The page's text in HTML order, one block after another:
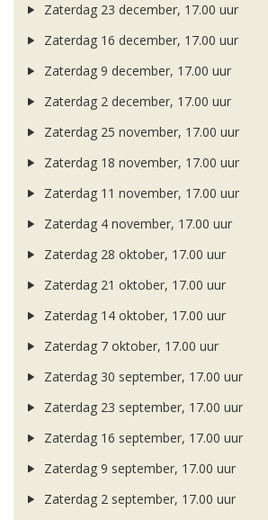
Zaterdag 23 december, 17.00 uur
Zaterdag 16 december, 17.00 uur
Zaterdag 9 december, 17.00 uur
Zaterdag 2 december, 17.00 uur
Zaterdag 25 november, 17.00 uur
Zaterdag 18 november, 17.00 uur
Zaterdag 11 november, 17.00 uur
Zaterdag 4 november, 17.00 uur
Zaterdag 28 oktober, 17.00 uur
Zaterdag 21 oktober, 17.00 uur
Zaterdag 14 oktober, 17.00 uur
Zaterdag 7 oktober, 17.00 uur
Zaterdag 30 september, 17.00 uur
Zaterdag 23 september, 17.00 uur
Zaterdag 16 september, 17.00 uur
Zaterdag 9 september, 17.00 uur
Zaterdag 2 september, 17.00 uur